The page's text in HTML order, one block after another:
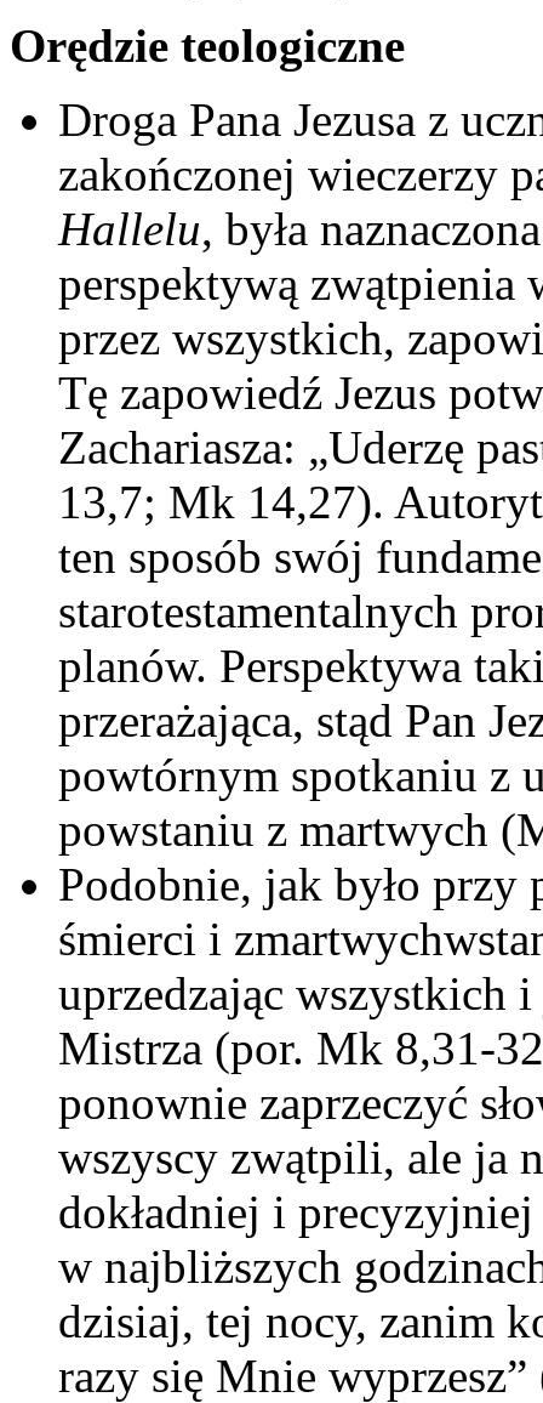
Orędzie teologiczne
Droga Pana Jezusa z
zakończonej wieczerzy
Hallelu, była
perspektywą zwątpienia
przez wszystkich,
Tę zapowiedź Jezus
Zachariasza: „Uderzę
13,7; Mk 14,27).
ten sposób swój
starotestamentalnych
planów. Perspektywa
przerażająca, stąd Pan
powtórnym spotkaniu z
powstaniu z martwych
Podobnie, jak było przy
śmierci i
uprzedzając wszystkich
Mistrza (por. Mk 8,31-
ponownie zaprzeczyć
wszyscy zwątpili, ale ja
dokładniej i precyzyjniej
w najbliższych
dzisiaj, tej nocy, zanim
razy się Mnie